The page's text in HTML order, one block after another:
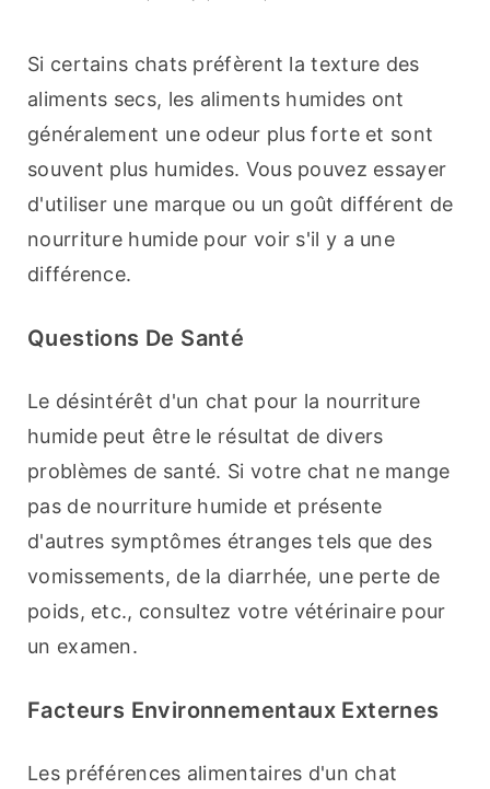
Si certains chats préfèrent la texture des
aliments secs, les aliments humides ont
généralement une odeur plus forte et sont
souvent plus humides. Vous pouvez essayer
d'utiliser une marque ou un goût différent de
nourriture humide pour voir s'il y a une
différence.
Questions De Santé
Le désintérêt d'un chat pour la nourriture
humide peut être le résultat de divers
problèmes de santé. Si votre chat ne mange
pas de nourriture humide et présente
d'autres symptômes étranges tels que des
vomissements, de la diarrhée, une perte de
poids, etc., consultez votre vétérinaire pour
un examen.
Facteurs Environnementaux Externes
Les préférences alimentaires d'un chat